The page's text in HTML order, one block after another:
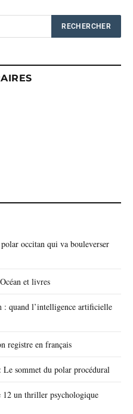
occitan qui va bouleverser
et livres
: quand l’intelligence artificielle
registre en français
sommet du polar procédural
12 un thriller psychologique